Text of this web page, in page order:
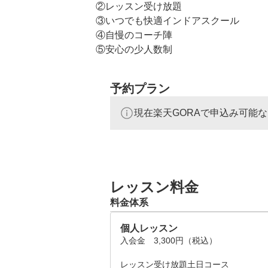
②レッスン受け放題
③いつでも快適インドアスクール
④自慢のコーチ陣
⑤安心の少人数制
⑧楽しいコンペも開催！
予約プラン
現在楽天GORAで申込み可能
レッスン料金
料金体系
個人レッスン
入会金　3,300円（税込）
レッスン受け放題土日コース